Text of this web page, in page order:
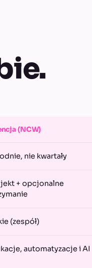
(NCW)
nie kwartały
+ opcjonalne
(zespół)
automatyzacje i AI